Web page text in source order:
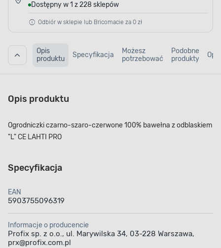
Dostępny w 1 z 228 sklepów
Odbiór w sklepie lub Bricomacie za 0 zł
Opis
produktu
Specyfikacja
Możesz
potrzebować
Podobne
produkty
Opis produktu
Ogrodniczki czarno-szaro-czerwone 100% bawełna z odblaskiem
"L" CE LAHTI PRO
Specyfikacja
EAN
5903755096319
Informacje o producencie
Profix sp. z o.o., ul. Marywilska 34, 03-228 Warszawa,
prx@profix.com.pl